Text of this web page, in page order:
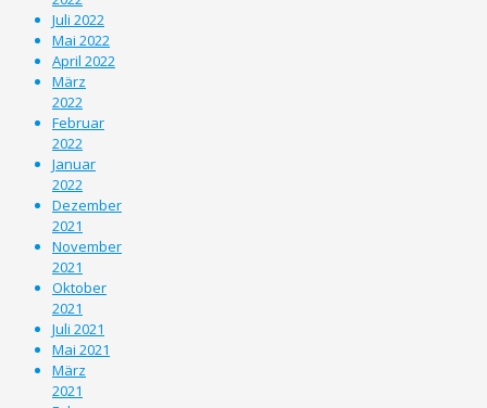
Juli 2022
Mai 2022
April 2022
März
2022
Februar
2022
Januar
2022
Dezember
2021
November
2021
Oktober
2021
Juli 2021
Mai 2021
März
2021